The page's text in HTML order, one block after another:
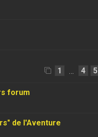
1 4 5
forum
de l'Aventure